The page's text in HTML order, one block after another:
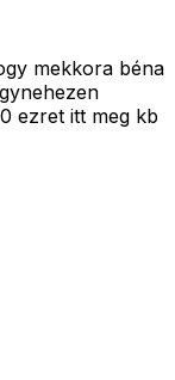
mekkora béna
ezret itt meg kb